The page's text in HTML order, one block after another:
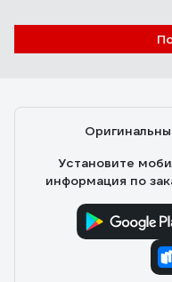
Установите
информация по